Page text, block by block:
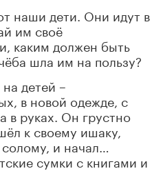
наши дети. Они идут в
им своё
каким должен быть
шла им на пользу?
детей –
в новой одежде, с
в руках. Он грустно
к своему ишаку,
и начал…
сумки с книгами и